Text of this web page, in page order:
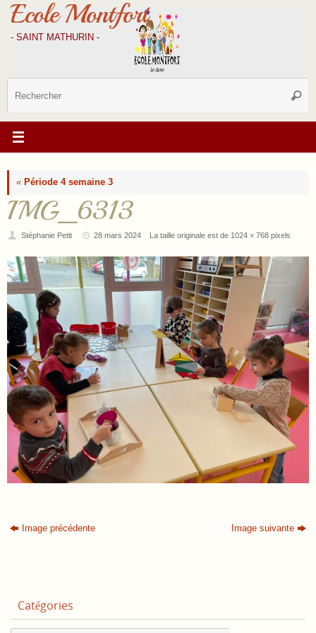
Passer
contenu
Ecole Montfort
- SAINT MATHURIN -
« Période 4 semaine 3
IMG_6313
Stéphanie Petit 28 mars 2024 La taille originale est de 1024 × 768 pixels
Image précédente Image suivante
Catégories